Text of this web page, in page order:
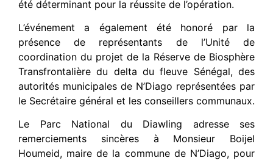
été déterminant pour la réussite de l’opération.
L’événement a également été honoré par la
présence de représentants de l’Unité de
coordination du projet de la Réserve de Biosphère
Transfrontalière du delta du fleuve Sénégal, des
autorités municipales de N’Diago représentées par
le Secrétaire général et les conseillers communaux.
Le Parc National du Diawling adresse ses
remerciements sincères à Monsieur Boijel
Houmeid, maire de la commune de N’Diago, pour